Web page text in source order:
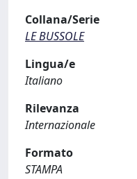
Collana/Serie
LE BUSSOLE
Lingua/e
Italiano
Rilevanza
Internazionale
Formato
STAMPA